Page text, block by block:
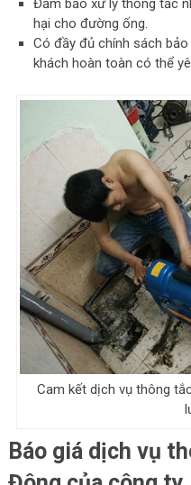
Đảm bảo xử lý thống tắc
hại cho đường ống.
Có đầy đủ chính sách
khách hoàn toàn có thể
Cam kết dịch vụ thông
Báo giá dịch vụ